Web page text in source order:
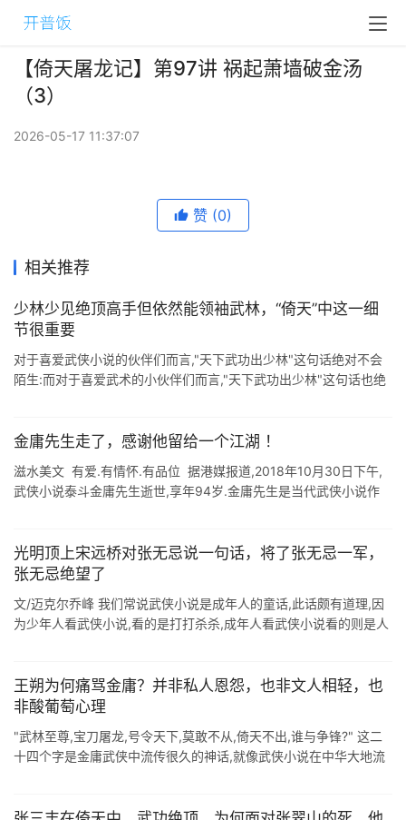
【倚天屠龙记】第97讲 祸起萧墙破金汤
（3）
2026-05-17 11:37:07
赞 (0)
相关推荐
少林少见绝顶高手但依然能领袖武林，“倚天”中这一细
节很重要
对于喜爱武侠小说的伙伴们而言,"天下武功出少林"这句话绝对不会
陌生:而对于喜爱武术的小伙伴们而言,"天下武功出少林"这句话也绝
金庸先生走了，感谢他留给一个江湖 ！
滋水美文 有爱.有情怀.有品位 据港媒报道,2018年10月30日下午,
武侠小说泰斗金庸先生逝世,享年94岁.金庸先生是当代武侠小说作
光明顶上宋远桥对张无忌说一句话，将了张无忌一军，
张无忌绝望了
文/迈克尔乔峰 我们常说武侠小说是成年人的童话,此话颇有道理,因
为少年人看武侠小说,看的是打打杀杀,成年人看武侠小说看的则是人
王朔为何痛骂金庸？并非私人恩怨，也非文人相轻，也
非酸葡萄心理
"武林至尊,宝刀屠龙,号令天下,莫敢不从,倚天不出,谁与争锋?" 这二
十四个字是金庸武侠中流传很久的神话,就像武侠小说在中华大地流